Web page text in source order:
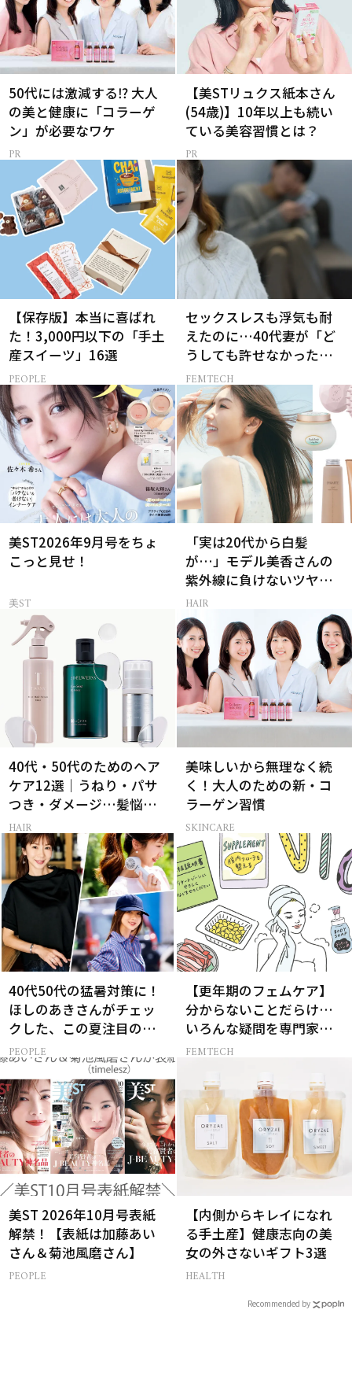
50代には激減する⁉ 大人
の美と健康に「コラーゲ
ン」が必要なワケ
【美STリュクス紙本さん
(54歳)】10年以上も続い
ている美容習慣とは？
【保存版】本当に喜ばれ
た！3,000円以下の「手土
産スイーツ」16選
PEOPLE
セックスレスも浮気も耐
えたのに…40代妻が「ど
うしても許せなかった」
夫の一言
FEMTECH
美ST2026年9月号をちょ
こっと見せ！
美ST
「実は20代から白髪
が…」モデル美香さんの
紫外線に負けないツヤ美
髪ケア
HAIR
40代・50代のためのヘア
ケア12選｜うねり・パサ
つき・ダメージ…髪悩み
から選ぶベスコス受賞コ
スメ
HAIR
美味しいから無理なく続
く！大人のための新・コ
ラーゲン習慣
SKINCARE
40代50代の猛暑対策に！
ほしのあきさんがチェッ
クした、この夏注目の暑
さ対策グッズ3選
PEOPLE
【更年期のフェムケア】
分からないことだらけ…
いろんな疑問を専門家に
聞いてみた
FEMTECH
美ST 2026年10月号表紙
解禁！【表紙は加藤あい
さん＆菊池風磨さん】
PEOPLE
【内側からキレイになれ
る手土産】健康志向の美
女の外さないギフト3選
HEALTH
Recommended by